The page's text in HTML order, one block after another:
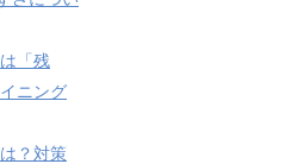
「残
ニング
？対策